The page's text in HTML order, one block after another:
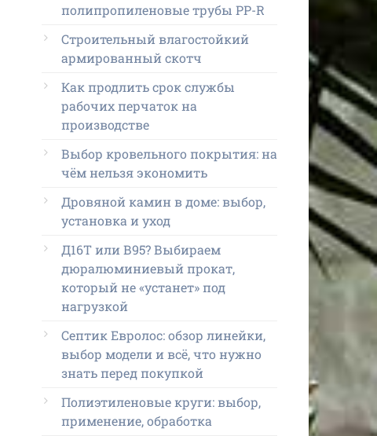
полипропиленовые трубы PP-R
Строительный влагостойкий
армированный скотч
Как продлить срок службы
рабочих перчаток на
производстве
Выбор кровельного покрытия: на
чём нельзя экономить
Дровяной камин в доме: выбор,
установка и уход
Д16Т или В95? Выбираем
дюралюминиевый прокат,
который не «устанет» под
нагрузкой
Септик Евролос: обзор линейки,
выбор модели и всё, что нужно
знать перед покупкой
Полиэтиленовые круги: выбор,
применение, обработка